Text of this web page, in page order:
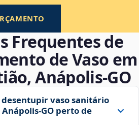
Frequentes de
de Vaso em
Anápolis‑GO
vaso sanitário
perto de